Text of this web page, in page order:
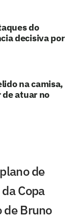
do
decisiva por
na camisa,
atuar no
de
Copa
de Bruno